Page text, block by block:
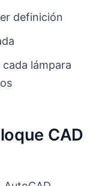
definición
lámpara
CAD